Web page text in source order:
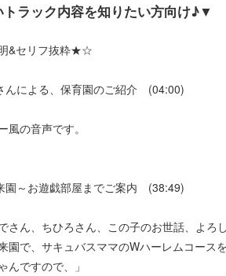
ラック内容を知りたい方向け♪▼
&セリフ抜粋★☆
による、保育園のご紹介 (04:00)
の音声です。
～お遊戯部屋までご案内 (38:49)
さん、ちひろさん、この子のお世話、よろ
サキュバスママのWハーレムコースを
んですので、」